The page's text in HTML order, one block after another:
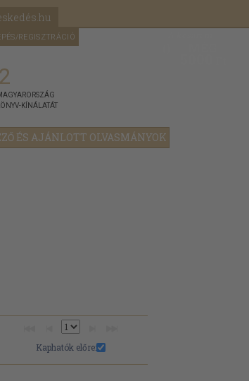
REGISZTRÁCIÓ
ÉS AJÁNLOTT OLVASMÁNYOK
KÍNÁLATÁT
Kaphatók előre: